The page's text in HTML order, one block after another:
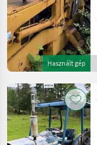
Használt gép